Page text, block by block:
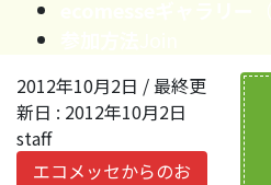
2012年10月2日 / 最終更
新日 : 2012年10月2日
staff
エコメッセからのお